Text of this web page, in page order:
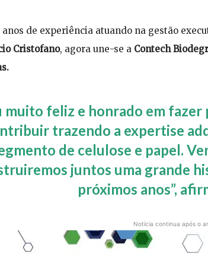
anos de experiência atuando na gestão
Cristofano, agora une-se a Contech
muito feliz e honrado em
trazendo a expertise
de celulose e papel.
juntos uma grande
próximos anos”,
Notícia continua após o